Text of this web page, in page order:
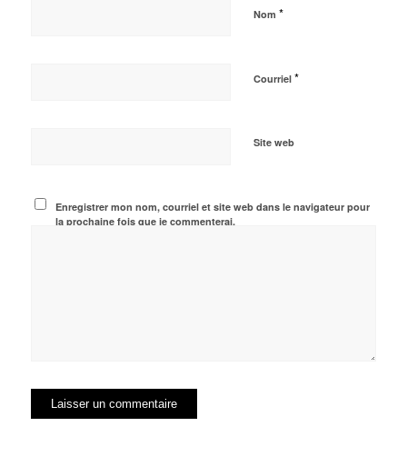
Nom *
Courriel *
Site web
Enregistrer mon nom, courriel et site web dans le navigateur pour
la prochaine fois que je commenterai.